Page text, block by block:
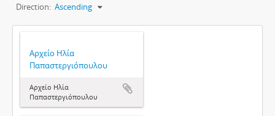
Direction: Ascending
Αρχείο Ηλία
Παπαστεργιόπουλου
Αρχείο Ηλία
Παπαστεργιόπουλου